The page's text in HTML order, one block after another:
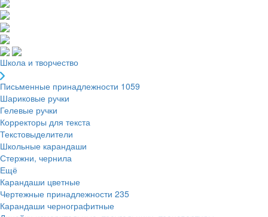
Школа и творчество
Письменные принадлежности 1059
Шариковые ручки
Гелевые ручки
Корректоры для текста
Текстовыделители
Школьные карандаши
Стержни, чернила
Ещё
Карандаши цветные
Чертежные принадлежности 235
Карандаши чернографитные